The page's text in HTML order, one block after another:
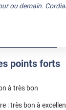
points forts
à très bon
: très bon à
ou demain.